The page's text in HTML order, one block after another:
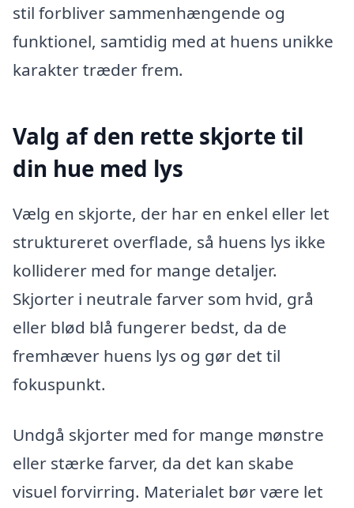
stil forbliver sammenhængende og
funktionel, samtidig med at huens unikke
karakter træder frem.
Valg af den rette skjorte til
din hue med lys
Vælg en skjorte, der har en enkel eller let
struktureret overflade, så huens lys ikke
kolliderer med for mange detaljer.
Skjorter i neutrale farver som hvid, grå
eller blød blå fungerer bedst, da de
fremhæver huens lys og gør det til
fokuspunkt.
Undgå skjorter med for mange mønstre
eller stærke farver, da det kan skabe
visuel forvirring. Materialet bør være let